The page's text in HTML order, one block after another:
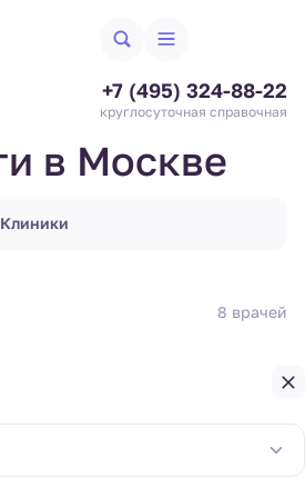
+7 (495) 324-88-22
круглосуточная справочная
в Москве
Клиники
8 врачей
Александр